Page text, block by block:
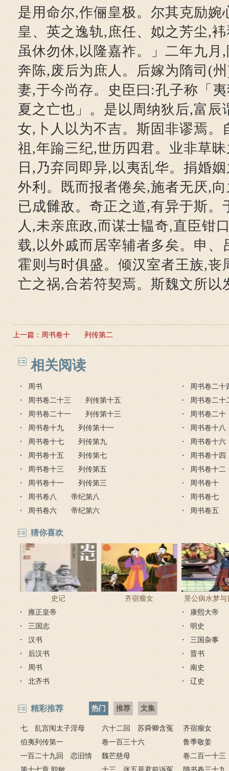
是用命尔,作俪皇极。尔其克励婉
皇、英之逸轨,庶任、姒之芳尘,
虽休勿休,以隆嘉祚。」二年九月
奔陈,废后为庶人。后嫁为隋司(
妻,于今尚存。史臣曰:孔子称「
夏之亡也」。是以周纳狄后,富辰
女,卜人以为不吉。斯固非谬焉。
祖,年踰三纪,世历四君。业非草
日,乃弃同即异,以夷乱华。捐婚
外利。既而报者倦矣,施者无厌,
已成雠敌。奇正之道,有异于斯。
人,未亲庶政,而谋士韫奇,直臣钳
载,以外戚而居宰辅者多矣。申、
霍则与时俱盛。倾汉室者王族,丧
亡之祸,合若符契焉。斯魏文所以
上一篇： 周书卷十 列传第二
相关阅读
周书
周书卷二
周书卷二十三 列传第十五
周书卷二
周书卷二十一 列传第十三
周书卷二
周书卷十九 列传第十一
周书卷十
周书卷十七 列传第九
周书卷十
周书卷十五 列传第七
周书卷十
周书卷十三 列传第五
周书卷十
周书卷十一 列传第三
周书卷十
周书卷八 帝纪第八
周书卷七
周书卷六 帝纪第六
周书卷五
猜你喜欢
史记 齐宿瘤女
景公病水梦与
教占梦者以
雍正皇帝
康熙大帝
三国志
明史
汉书
三国杂事
后汉书
晋书
周书
南史
北齐书
辽史
精彩推荐 热门 推荐 文集
七 乱宫闱太子淫母
妃 宴仲秋康熙祭上苍
六十二回 苏舜卿含冤
归太虚 刘墨林暴怒斥禽
兽
齐宿瘤女
伯夷列传第一
卷一百三十六
鲁季敬姜
一百二十九回 恋旧情
魏芒慈母
卷二百一十三